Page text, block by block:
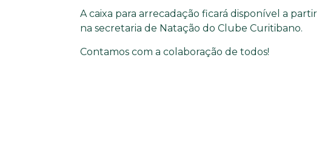
A caixa para arrecadação ficará disponível a partir
na secretaria de Natação do Clube Curitibano.
Contamos com a colaboração de todos!